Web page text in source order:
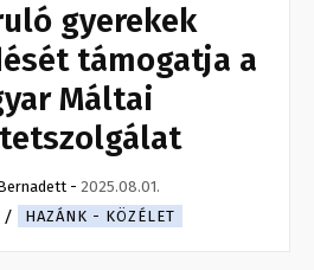
gyerekek
támogatja a
Máltai
- 2025.08.01.
HAZÁNK - KÖZÉLET